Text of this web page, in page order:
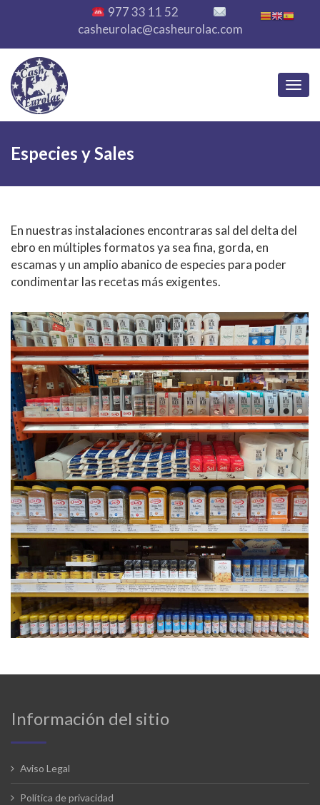
977 33 11 52
casheurolac@casheurolac.com
Especies y Sales
En nuestras instalaciones encontraras sal del delta del
ebro en múltiples formatos ya sea fina, gorda, en
escamas y un amplio abanico de especies para poder
condimentar las recetas más exigentes.
Información del sitio
Aviso Legal
Política de privacidad